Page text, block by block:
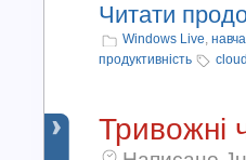
Читати
Windows Live,
продуктивність
Тривожні